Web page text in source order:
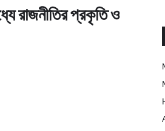
রাজনীতির প্রকৃতি ও